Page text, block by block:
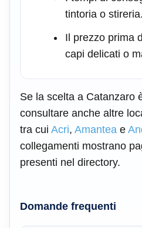
tintoria o stireria.
Il prezzo prima
capi delicati o
Se la scelta a Catanzaro
consultare anche altre
tra cui Acri, Amantea e
collegamenti mostrano
presenti nel directory.
Domande frequenti